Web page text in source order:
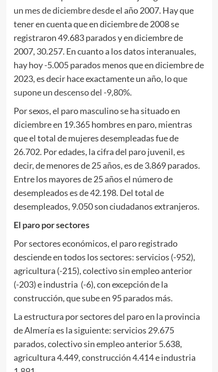
un mes de diciembre desdeel año 2007. Hay que
tener en cuenta que en diciembre de 2008 se
registraron 49.683 parados y en diciembre de
2007, 30.257. En cuanto a los datos interanuales,
hay hoy-5.005parados menos que en diciembre de
2023, es decir hace exactamente un año, lo que
supone un descenso del -9,80%.
Por sexos, el paro masculino se ha situado en
diciembre en 19.365 hombres en paro, mientras
que el total de mujeres desempleadas fue de
26.702. Por edades, la cifra del paro juvenil, es
decir, de menores de 25 años, es de 3.869 parados.
Entre los mayores de 25 años el número de
desempleados es de 42.198. Del total de
desempleados, 9.050 son ciudadanos extranjeros.
El paro por sectores
Por sectores económicos, el paro registrado
desciende en todos los sectores: servicios (-952),
agricultura (-215), colectivo sin empleo anterior
(-203) e industria (-6), con excepción de la
construcción, que sube en 95 parados más.
La estructura por sectores del paro en la provincia
de Almería es la siguiente: servicios 29.675
parados, colectivo sin empleo anterior 5.638,
agricultura 4.449, construcción 4.414 e industria